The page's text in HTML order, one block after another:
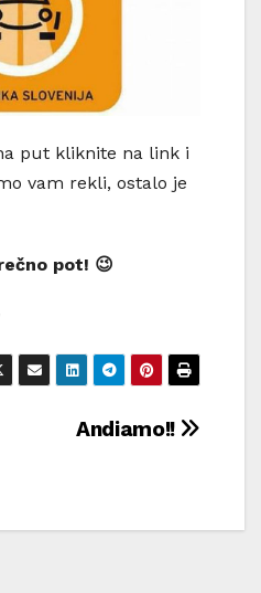
put kliknite na link i
vam rekli, ostalo je
pot! 😉
Andiamo!!